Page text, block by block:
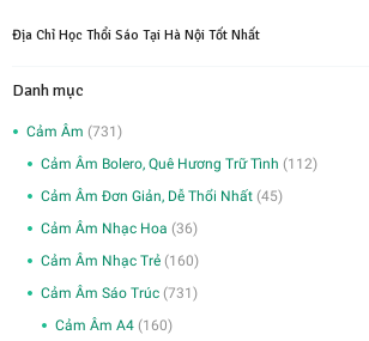
Địa Chỉ Học Thổi Sáo Tại Hà Nội Tốt Nhất
Danh mục
Cảm Âm (731)
Cảm Âm Bolero, Quê Hương Trữ Tình (112)
Cảm Âm Đơn Giản, Dễ Thổi Nhất (45)
Cảm Âm Nhạc Hoa (36)
Cảm Âm Nhạc Trẻ (160)
Cảm Âm Sáo Trúc (731)
Cảm Âm A4 (160)